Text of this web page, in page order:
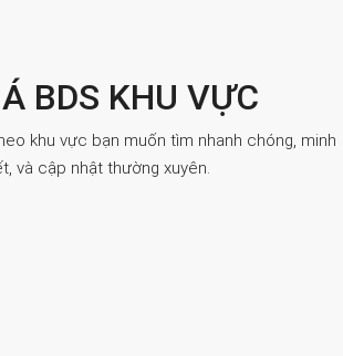
BDS KHU VỰC
khu vực bạn muốn tìm nhanh chóng, minh
và cập nhật thường xuyên.